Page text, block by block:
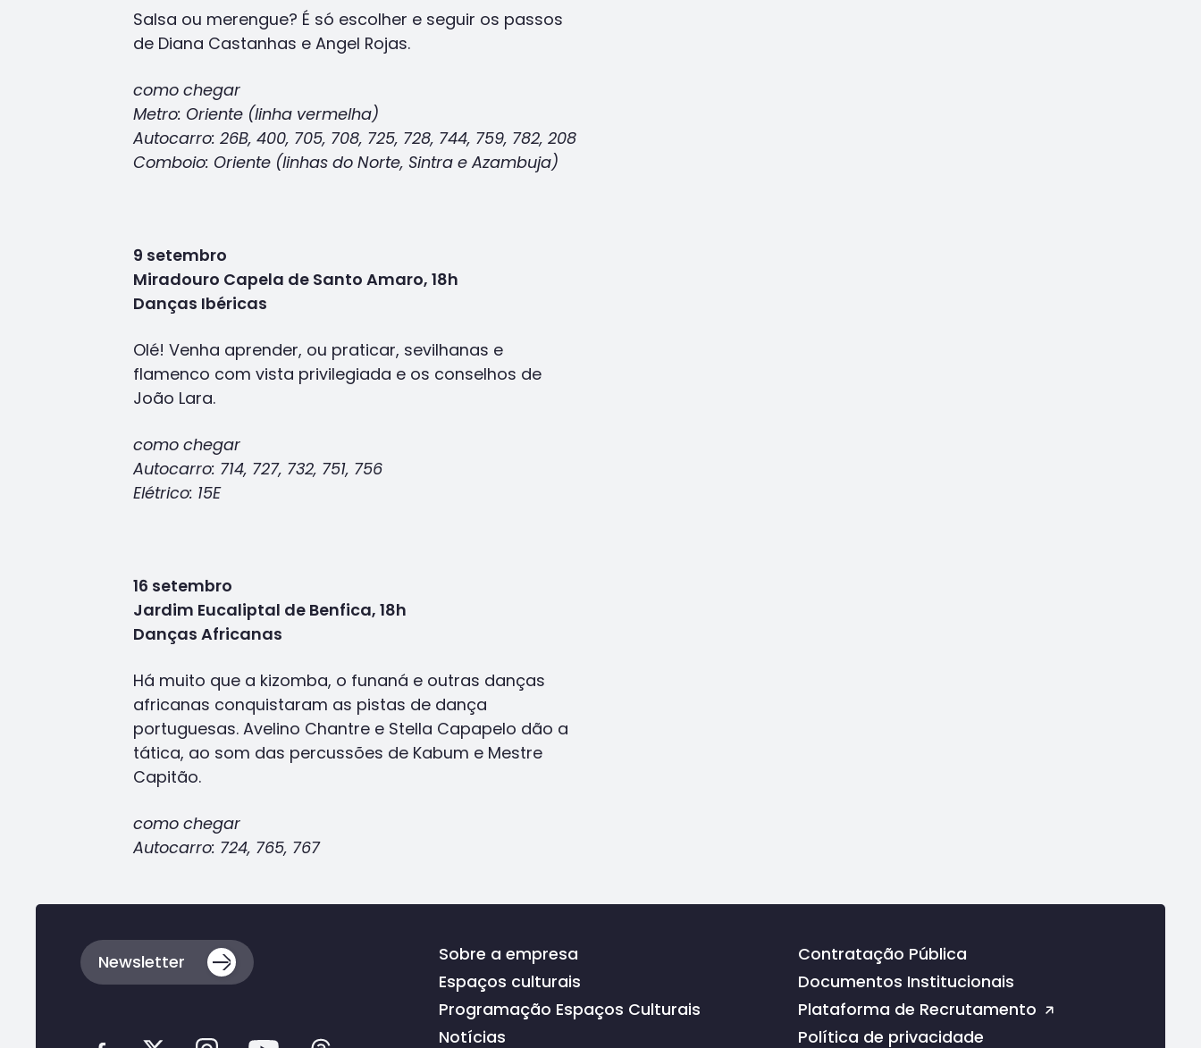
Salsa ou merengue? É só escolher e seguir os passos
de Diana Castanhas e Angel Rojas.
como chegar
Metro: Oriente (linha vermelha)
Autocarro: 26B, 400, 705, 708, 725, 728, 744, 759, 782, 208
Comboio: Oriente (linhas do Norte, Sintra e Azambuja)
9 setembro
Miradouro Capela de Santo Amaro, 18h
Danças Ibéricas
Olé! Venha aprender, ou praticar, sevilhanas e
flamenco com vista privilegiada e os conselhos de
João Lara.
como chegar
Autocarro: 714, 727, 732, 751, 756
Elétrico: 15E
16 setembro
Jardim Eucaliptal de Benfica, 18h
Danças Africanas
Há muito que a kizomba, o funaná e outras danças
africanas conquistaram as pistas de dança
portuguesas. Avelino Chantre e Stella Capapelo dão a
tática, ao som das percussões de Kabum e Mestre
Capitão.
como chegar
Autocarro: 724, 765, 767
Voltar
Newsletter
Sobre a empresa
Espaços culturais
Programação Espaços Culturais
Notícias
Contratação Pública
Documentos Institucionais
Plataforma de Recrutamento
Política de privacidade